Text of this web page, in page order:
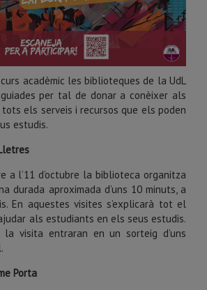
acadèmic les biblioteques de la UdL
per tal de donar a conèixer als
tots els serveis i recursos que els poden
estudis.
a l’11 d’octubre la biblioteca organitza
durada aproximada d’uns 10 minuts, a
En aquestes visites s’explicarà tot el
als estudiants en els seus estudis.
visita entraran en un sorteig d’uns
Porta